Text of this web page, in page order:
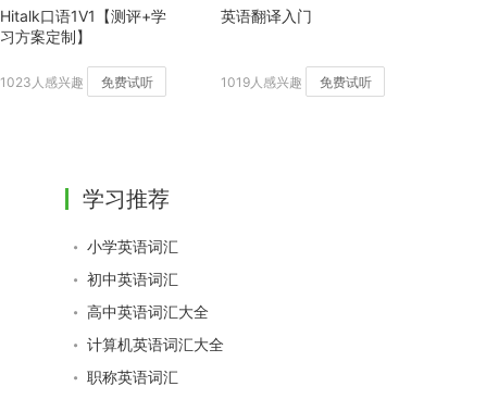
Hitalk口语1V1【测评+学
习方案定制】
1023人感兴趣 免费试听
英语翻译入门
1019人感兴趣 免费试听
学习推荐
小学英语词汇
初中英语词汇
高中英语词汇大全
计算机英语词汇大全
职称英语词汇